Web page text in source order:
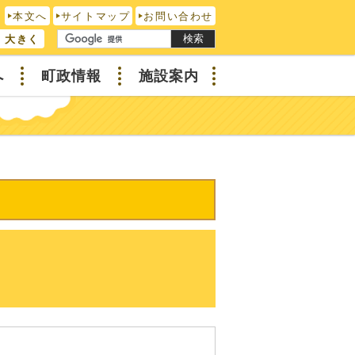
本文へ サイトマップ
お問い合わせ
大きく
検索
町政情報 施設案内